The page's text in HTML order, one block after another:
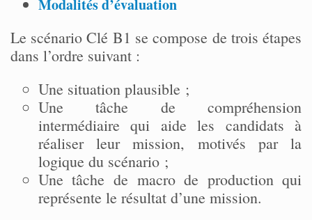
Modalités d’évaluation
Le scénario Clé B1 se compose de trois étapes
dans l’ordre suivant :
Une situation plausible ;
Une tâche de compréhension
intermédiaire qui aide les candidats à
réaliser leur mission, motivés par la
logique du scénario ;
Une tâche de macro de production qui
représente le résultat d’une mission.